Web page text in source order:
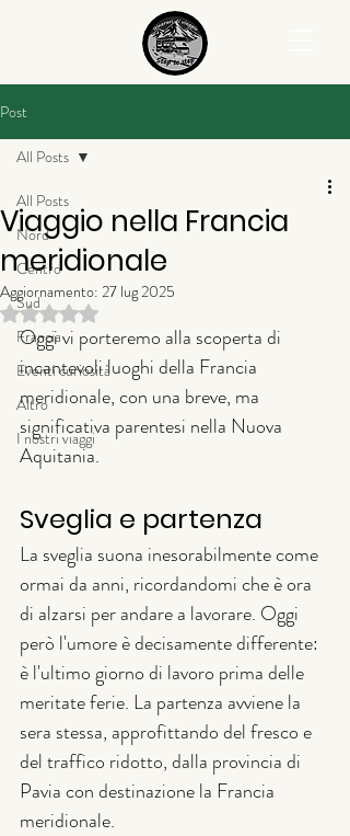
Post
All Posts
Nord
Centro
Sud
Francia
Eventi curiosità
Altro
I nostri viaggi
All Posts
Viaggio nella Francia
meridionale
Aggiornamento: 27 lug 2025
Valutazione NaN stelle su 5.
Oggi vi porteremo alla scoperta di
incantevoli luoghi della Francia
meridionale, con una breve, ma
significativa parentesi nella Nuova
Aquitania.
Sveglia e partenza
La sveglia suona inesorabilmente come
ormai da anni, ricordandomi che è ora
di alzarsi per andare a lavorare. Oggi
però l'umore è decisamente differente:
è l'ultimo giorno di lavoro prima delle
meritate ferie. La partenza avviene la
sera stessa, approfittando del fresco e
del traffico ridotto, dalla provincia di
Pavia con destinazione la Francia
meridionale.